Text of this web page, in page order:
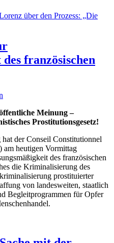
über den Prozess: „Die
französischen
Meinung –
Prostitutionsgesetz!
der Conseil Constitutionnel
am heutigen Vormittag
des französischen
die Kriminalisierung des
prostituierter
von landesweiten, staatlich
Begleitprogrammen für Opfer